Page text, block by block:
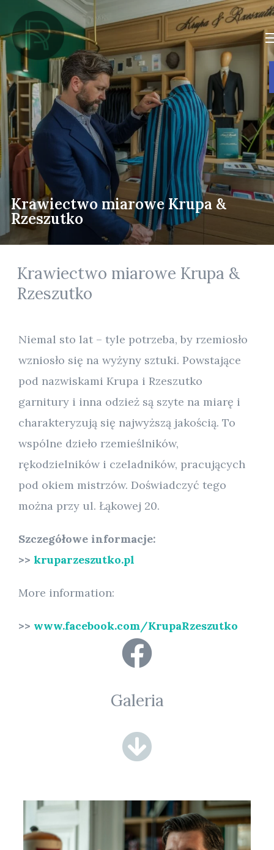
Krawiectwo miarowe Krupa &
Rzeszutko
Krawiectwo miarowe Krupa &
Rzeszutko
Niemal sto lat – tyle potrzeba, by rzemiosło
wzniosło się na wyżyny sztuki. Powstające
pod nazwiskami Krupa i Rzeszutko
garnitury i inna odzież są szyte na miarę i
charakteryzują się najwyższą jakością. To
wspólne dzieło rzemieślników,
rękodzielników i czeladników, pracujących
pod okiem mistrzów. Doświadczyć tego
można przy ul. Łąkowej 20.
Szczegółowe informacje:
>> kruparzeszutko.pl
More information:
>> www.facebook.com/KrupaRzeszutko
Galeria